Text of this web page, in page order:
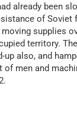
already been
of Soviet
supplies
territory.
up also, and
of men and